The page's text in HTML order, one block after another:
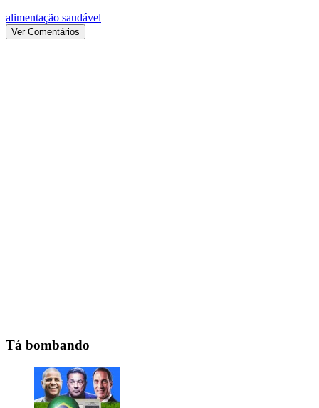
alimentação saudável
Ver Comentários
Tá bombando